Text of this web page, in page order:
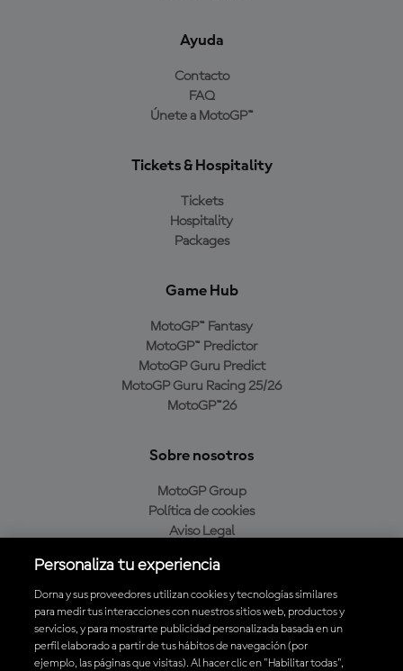
Ayuda
Contacto
FAQ
Únete a MotoGP™
Tickets & Hospitality
Tickets
Hospitality
Packages
Game Hub
MotoGP™ Fantasy
MotoGP™ Predictor
MotoGP Guru Predict
MotoGP Guru Racing 25/26
MotoGP™26
Sobre nosotros
MotoGP Group
Política de cookies
Aviso Legal
Política de compra
Descarga la aplicación oficial de MotoGP™
Personaliza tu experiencia
Dorna y sus proveedores utilizan cookies y tecnologías similares
para medir tus interacciones con nuestros sitios web, productos y
servicios, y para mostrarte publicidad personalizada basada en un
perfil elaborado a partir de tus hábitos de navegación (por
ejemplo, las páginas que visitas). Al hacer clic en "Habilitar todas",